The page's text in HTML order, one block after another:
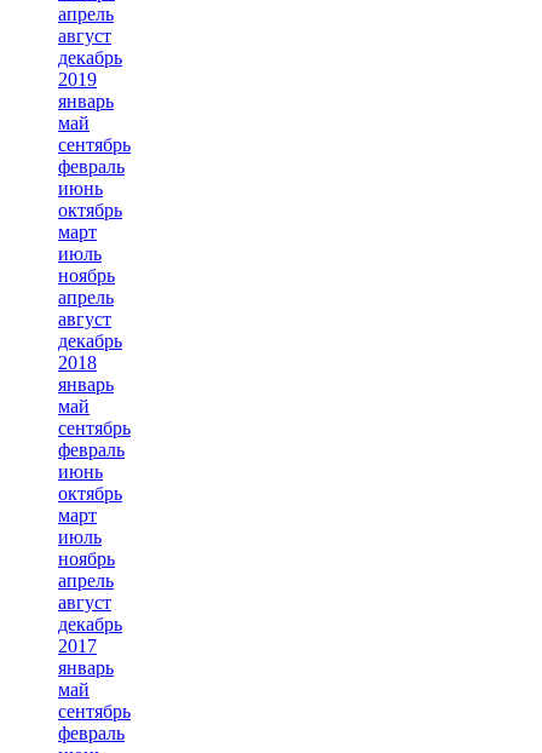
апрель
август
декабрь
2019
январь
май
сентябрь
февраль
июнь
октябрь
март
июль
ноябрь
апрель
август
декабрь
2018
январь
май
сентябрь
февраль
июнь
октябрь
март
июль
ноябрь
апрель
август
декабрь
2017
январь
май
сентябрь
февраль